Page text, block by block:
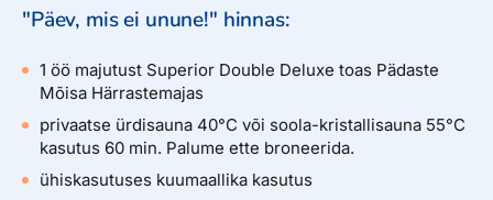
"Päev, mis ei unune!" hinnas:
1 öö majutust Superior Double Deluxe toas Pädaste
Mõisa Härrastemajas
privaatse ürdisauna 40°C või soola-kristallisauna 55°C
kasutus 60 min. Palume ette broneerida.
ühiskasutuses kuumaallika kasutus